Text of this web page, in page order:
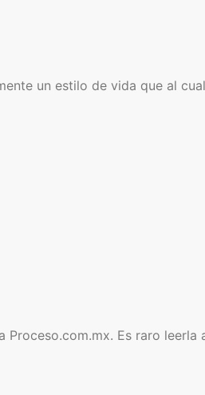
un estilo de vida que al
Es raro